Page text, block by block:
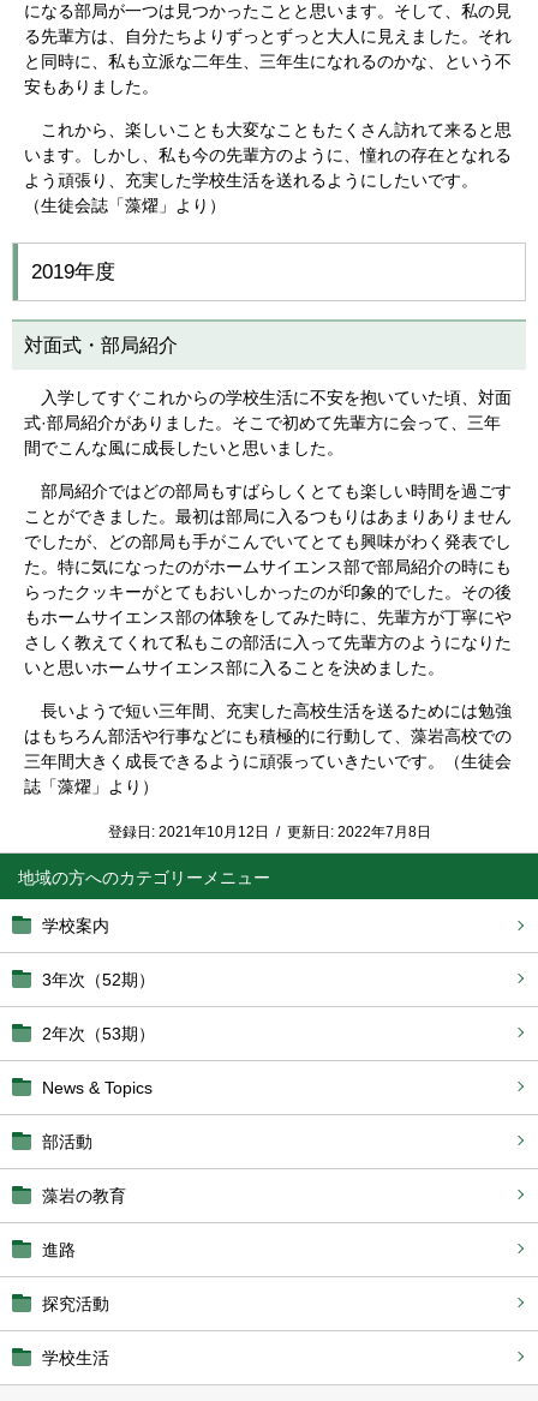
地域の方へ
学校案内
3年次（52期）
2年次（53期）
News & Topics
部活動
藻岩の教育
進路
探究活動
学校生活
になる部局が一つは見つかったことと思います。そして、私の見
る先輩方は、自分たちよりずっとずっと大人に見えました。それ
と同時に、私も立派な二年生、三年生になれるのかな、という不
安もありました。
これから、楽しいことも大変なこともたくさん訪れて来ると思
います。しかし、私も今の先輩方のように、憧れの存在となれる
よう頑張り、充実した学校生活を送れるようにしたいです。
（生徒会誌「藻燿」より）
2019年度
対面式・部局紹介
入学してすぐこれからの学校生活に不安を抱いていた頃、対面
式·部局紹介がありました。そこで初めて先輩方に会って、三年
間でこんな風に成長したいと思いました。
部局紹介ではどの部局もすばらしくとても楽しい時間を過ごす
ことができました。最初は部局に入るつもりはあまりありません
でしたが、どの部局も手がこんでいてとても興味がわく発表でし
た。特に気になったのがホームサイエンス部で部局紹介の時にも
らったクッキーがとてもおいしかったのが印象的でした。その後
もホームサイエンス部の体験をしてみた時に、先輩方が丁寧にや
さしく教えてくれて私もこの部活に入って先輩方のようになりた
いと思いホームサイエンス部に入ることを決めました。
長いようで短い三年間、充実した高校生活を送るためには勉強
はもちろん部活や行事などにも積極的に行動して、藻岩高校での
三年間大きく成長できるように頑張っていきたいです。（生徒会
誌「藻燿」より）
登録日: 2021年10月12日 / 更新日: 2022年7月8日